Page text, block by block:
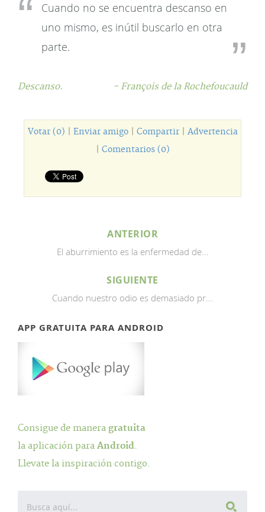
Cuando no se encuentra descanso en
uno mismo, es inútil buscarlo en otra
parte.
Descanso. - François de la Rochefoucauld
Votar (0) Enviar amigo| Compartir| Advertencia
Comentarios (0)
ANTERIOR
El aburrimiento es la enfermedad de...
SIGUIENTE
Cuando nuestro odio es demasiado pr...
APP GRATUITA PARA ANDROID
Consigue de manera gratuita
la aplicación para Android.
Llevate la inspiración contigo.